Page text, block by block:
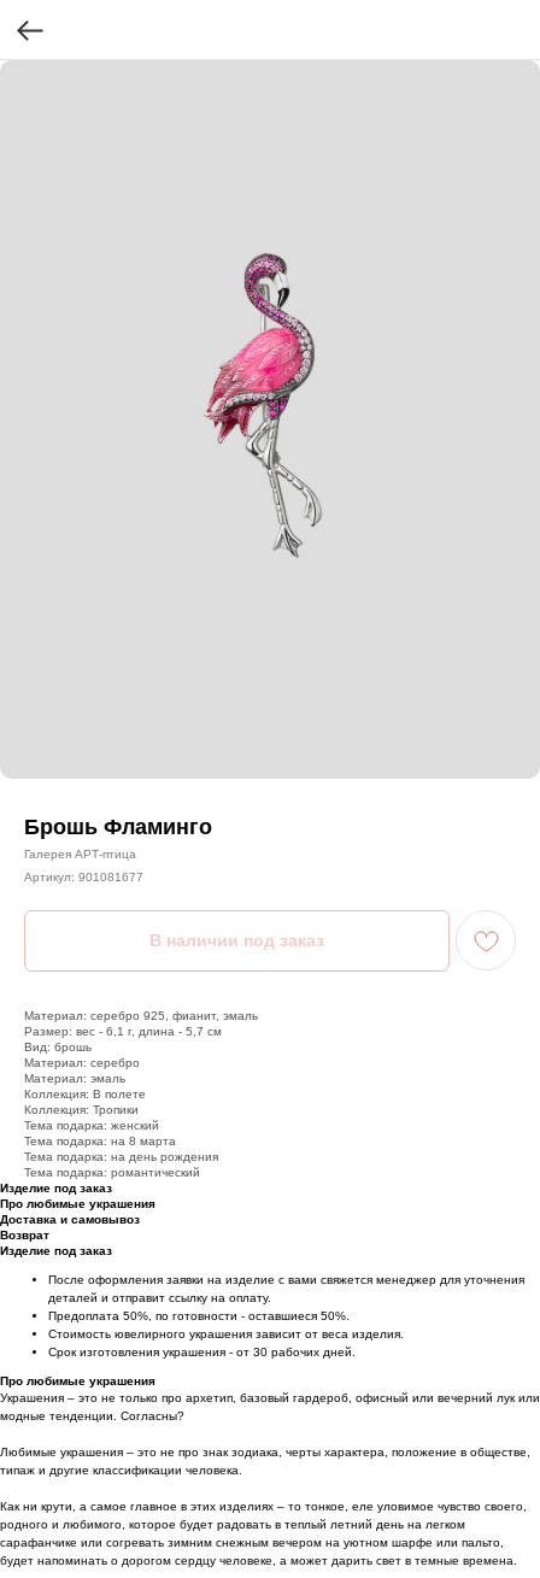
Брошь Фламинго
Галерея АРТ-птица
Артикул: 901081677
Материал: серебро 925, фианит, эмаль
Размер: вес - 6,1 г, длина - 5,7 см
Вид: брошь
Материал: серебро
Материал: эмаль
Коллекция: В полете
Коллекция: Тропики
Тема подарка: женский
Тема подарка: на 8 марта
Тема подарка: на день рождения
Тема подарка: романтический
Изделие под заказ
Про любимые украшения
Доставка и самовывоз
Возврат
Изделие под заказ
После оформления заявки на изделие с вами свяжется менеджер для уточнения
деталей и отправит ссылку на оплату.
Предоплата 50%, по готовности - оставшиеся 50%.
Стоимость ювелирного украшения зависит от веса изделия.
Срок изготовления украшения - от 30 рабочих дней.
Про любимые украшения
Украшения – это не только про архетип, базовый гардероб, офисный или вечерний лук или
модные тенденции. Согласны?
Любимые украшения – это не про знак зодиака, черты характера, положение в обществе,
типаж и другие классификации человека.
Как ни крути, а самое главное в этих изделиях – то тонкое, еле уловимое чувство своего,
родного и любимого, которое будет радовать в теплый летний день на легком
сарафанчике или согревать зимним снежным вечером на уютном шарфе или пальто,
будет напоминать о дорогом сердцу человеке, а может дарить свет в темные времена.